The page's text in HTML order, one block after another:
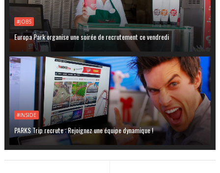
#JOBS
Europa Park organise une soirée de recrutement ce vendredi
#INSIDE
PARKS Trip recrute : Rejoignez une équipe dynamique !